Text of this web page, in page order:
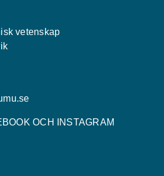
vetenskap
OCH INSTAGRAM